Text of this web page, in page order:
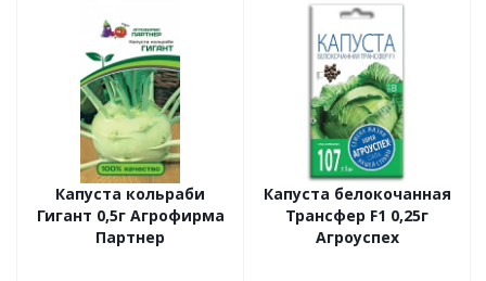
Капуста кольраби
Гигант 0,5г Агрофирма
Партнер
Капуста белокочанная
Трансфер F1 0,25г
Агроуспех